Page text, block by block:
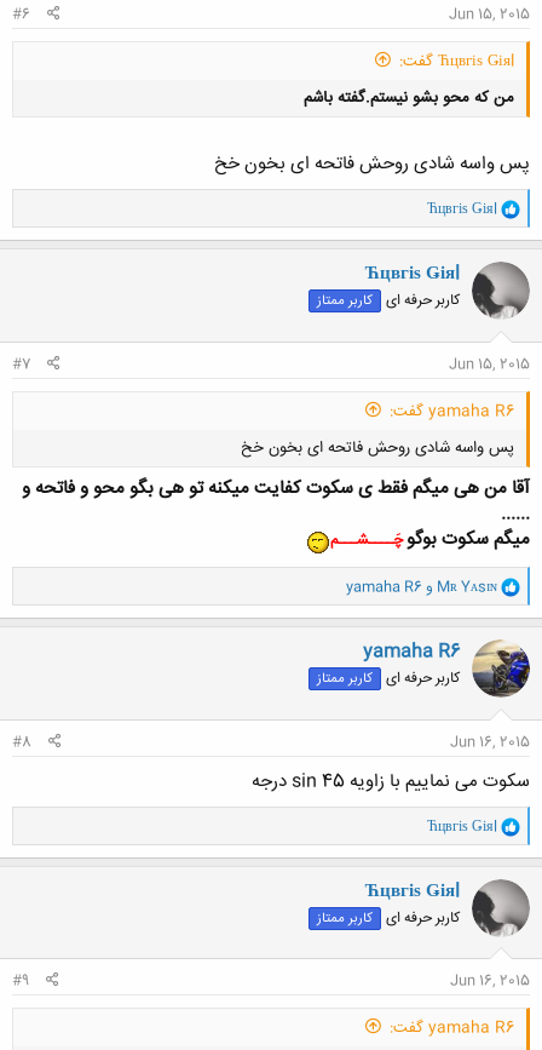
Jun 15, 2015
#6
Ћцвгіѕ Ǥіяl گفت:
من که محو بشو نیستم.گفته باشم
پس واسه شادی روحش فاتحه ای بخون خخ
و
ا
ک
ن
ش
ه
ا
Ћцвгіѕ Ǥіяl
Ћцвгіѕ Ǥіяl
کاربر حرفه ای کاربر ممتاز
Jun 15, 2015
#7
yamaha R6 گفت:
پس واسه شادی روحش فاتحه ای بخون خخ
کلیک کنید تا باز شود...
آقا من هی میگم فقط ی سکوت کفایت میکنه تو هی بگو محو و فاتحه و
......
میگم سکوت بوگوچَــــشـــم
و
ا
ک
ن
ش
ه
ا
Mʀ Yᴀsɪɴ و yamaha R6
yamaha R6
کاربر حرفه ای کاربر ممتاز
Jun 16, 2015
#8
سکوت می نماییم با زاویه sin 45 درجه
و
ا
ک
ن
ش
ه
ا
Ћцвгіѕ Ǥіяl
Ћцвгіѕ Ǥіяl
کاربر حرفه ای کاربر ممتاز
Jun 16, 2015
#9
yamaha R6 گفت: